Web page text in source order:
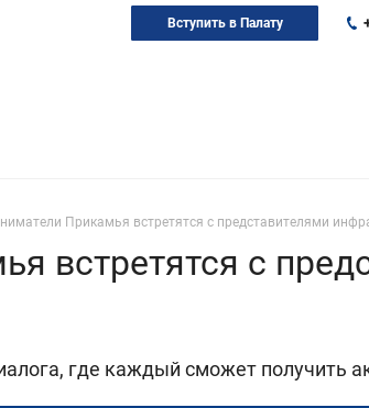
Вступить в Палату
Прикамья встретятся с представителями
встретятся с
где каждый сможет получить